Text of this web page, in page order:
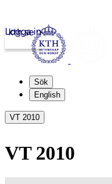
kth.se
Logga in
Sök
English
VT 2010
VT 2010